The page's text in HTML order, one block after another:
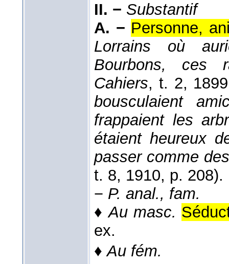
II. − Substantif
A. − Personne,
Lorrains où
Bourbons, ces
Cahiers, t. 2, 1899
bousculaient
frappaient les
étaient heureux
passer comme
t. 8, 1910, p. 208).
− P. anal., fam.
♦Au masc.
ex.
♦Au fém.